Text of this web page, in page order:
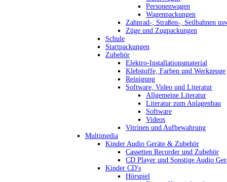
Personenwagen
Wagenpackungen
Zahnrad-, Straßen-, Seilbahnen
Züge und Zugpackungen
Schule
Startpackungen
Zubehör
Elektro-Installationsmaterial
Klebstoffe, Farben und Werkzeuge
Reinigung
Software, Video und Literatur
Allgemeine Literatur
Literatur zum Anlagenbau
Software
Videos
Vitrinen und Aufbewahrung
Multimedia
Kinder Audio Geräte & Zubehör
Cassetten Recorder und Zubehör
CD Player und Sonstige Audio
Kinder CD's
Hörspiel